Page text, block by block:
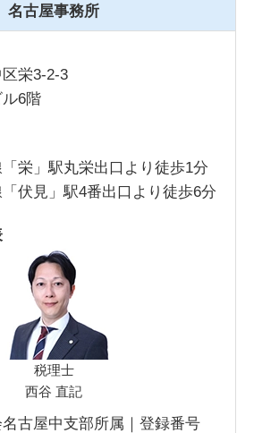
名古屋事務所
栄3-2-3
6階
栄」駅丸栄出口より徒歩1分
伏見」駅4番出口より徒歩6分
税理士
西谷 直記
名古屋中支部所属｜登録番号